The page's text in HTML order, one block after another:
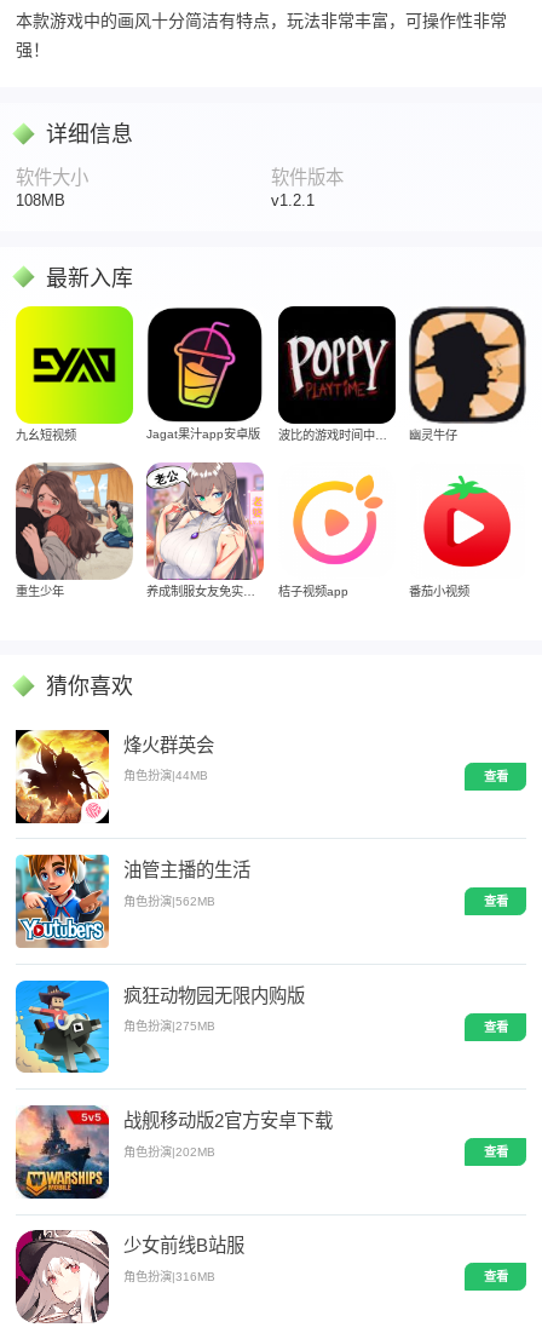
本款游戏中的画风十分简洁有特点，玩法非常丰富，可操作性非常
强！
详细信息
软件大小
108MB
软件版本
v1.2.1
最新入库
九幺短视频 Jagat果汁app安卓版 波比的游戏时间中文版 幽灵牛仔
重生少年 桔子视频app 番茄小视频
猜你喜欢
烽火群英会
角色扮演 |44MB 查看
油管主播的生活
角色扮演|562MB 查看
疯狂动物园无限内购版
角色扮演|275MB 查看
战舰移动版2官方安卓下载
角色扮演|202MB 查看
少女前线B站服
角色扮演|316MB 查看